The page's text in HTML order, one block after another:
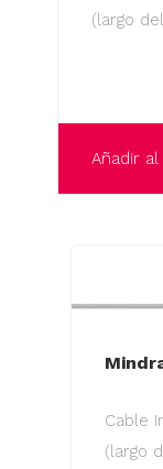
(largo
Añadir
Cable
(largo